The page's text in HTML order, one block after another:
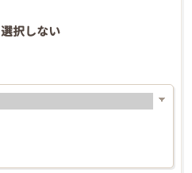
選択しない